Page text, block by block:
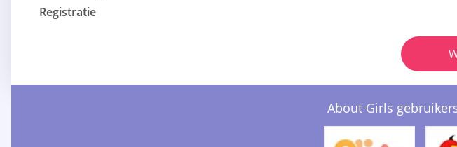
Registratie
About Girls